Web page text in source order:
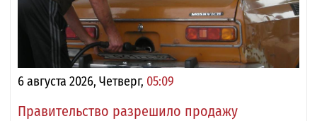
6 августа 2026, Четверг, 05:09
Правительство разрешило продажу